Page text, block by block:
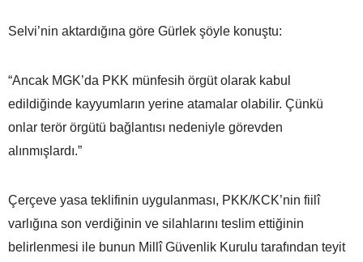
Selvi’nin aktardığına göre Gürlek şöyle konuştu:
“Ancak MGK’da PKK münfesih örgüt olarak kabul
edildiğinde kayyumların yerine atamalar olabilir. Çünkü
onlar terör örgütü bağlantısı nedeniyle görevden
alınmışlardı.”
Çerçeve yasa teklifinin uygulanması, PKK/KCK’nin fiilî
varlığına son verdiğinin ve silahlarını teslim ettiğinin
belirlenmesi ile bunun Millî Güvenlik Kurulu tarafından teyit